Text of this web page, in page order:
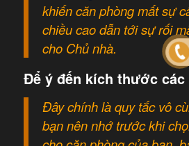
khiến căn phòng mất sự
chiều cao dẫn tới sự rối
cho Chủ nhà.
Để ý đến kích thước các
Đây chính là quy tắc vô
bạn nên nhớ trước khi